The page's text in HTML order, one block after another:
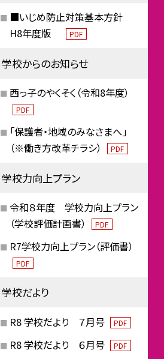
■いじめ防止対策基本方針
H8年度版
PDF
学校からのお知らせ
西っ子のやくそく（令和8年度）
PDF
「保護者・地域のみなさまへ」
（※働き方改革チラシ）
PDF
学校力向上プラン
令和８年度 学校力向上プラン
（学校評価計画書）
PDF
R7学校力向上プラン（評価書）
PDF
学校だより
R8 学校だより ７月号 PDF
R8 学校だより ６月号 PDF